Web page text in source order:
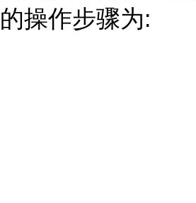
的操作步骤为: